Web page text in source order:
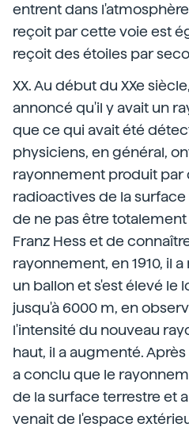
entrent dans
reçoit par cette voie est
reçoit des étoiles par
XX. Au début du XXe
annoncé qu'il y avait un
que ce qui avait été
physiciens, en général,
rayonnement produit par
radioactives de la
de ne pas être
Franz Hess et de
rayonnement, en 1910, il
un ballon et s'est élevé le
jusqu'à 6000 m, en
l'intensité du nouveau
haut, il a augmenté.
a conclu que le
de la surface terrestre et
venait de l'espace